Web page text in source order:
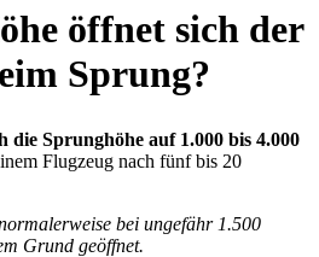
öffnet sich der
Sprung?
die Sprunghöhe auf 1.000 bis 4.000
Flugzeug nach fünf bis 20
bei ungefähr 1.500
Grund geöffnet.